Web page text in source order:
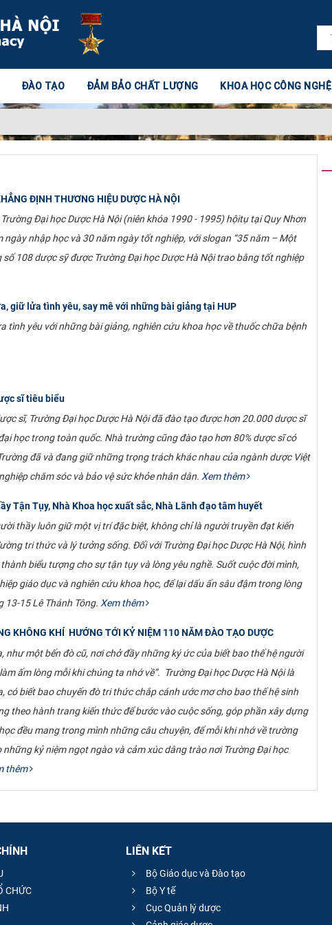
ĐÀO TẠO ĐẢM BẢO CHẤT LƯỢNG KHOA HỌC CÔNG NGHỆ
ĐỊNH THƯƠNG HIỆU DƯỢC HÀ NỘI
Đại học Dược Hà Nội (niên khóa 1990 - 1995) hộitụ tại Quy Nhơn
ngày nhập học và 30 năm ngày tốt nghiệp, với slogan “35 năm – Một
số 108 dược sỹ được Trường Đại học Dược Hà Nội trao bằng tốt nghiệp
giữ lửa tình yêu, say mê với những bài giảng tại HUP
tình yêu với những bài giảng, nghiên cứu khoa học về thuốc chữa bệnh
sĩ tiêu biểu
sĩ, Trường Đại học Dược Hà Nội đã đào tạo được hơn 20.000 dược sĩ
học trong toàn quốc. Nhà trường cũng đào tạo hơn 80% dược sĩ có
đã và đang giữ những trọng trách khác nhau của ngành dược Việt
chăm sóc và bảo vệ sức khỏe nhân dân. Xem thêm
Tận Tụy, Nhà Khoa học xuất sắc, Nhà Lãnh đạo tâm huyết
thầy luôn giữ một vị trí đặc biệt, không chỉ là người truyền đạt kiến
tri thức và lý tưởng sống. Đối với Trường Đại học Dược Hà Nội, hình
biểu tượng cho sự tận tụy và lòng yêu nghề. Suốt cuộc đời mình,
giáo dục và nghiên cứu khoa học, để lại dấu ấn sâu đậm trong lòng
15 Lê Thánh Tông. Xem thêm
KHÔNG KHÍ HƯỚNG TỚI KỶ NIỆM 110 NĂM ĐÀO TẠO DƯỢC
một bến đò cũ, nơi chở đầy những ký ức của biết bao thế hệ người
ấm lòng mỗi khi chúng ta nhớ về”. Trường Đại học Dược Hà Nội là
có biết bao chuyến đò tri thức chắp cánh ước mơ cho bao thế hệ sinh
theo hành trang kiến thức để bước vào cuộc sống, góp phần xây dựng
đều mang trong mình những câu chuyện, để mỗi khi nhớ về trường
kỷ niệm ngọt ngào và cảm xúc dâng trào nơi Trường Đại học
thêm
CHỨC
LIÊN KẾT
Bộ Giáo dục và Đào tạo
Bộ Y tế
Cục Quản lý dược